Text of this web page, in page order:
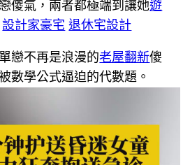
傻氣，兩者都極端到讓她遊
設計家豪宅 退休宅設計
單戀不再是浪漫的老屋翻新傻
數學公式逼迫的代數題。